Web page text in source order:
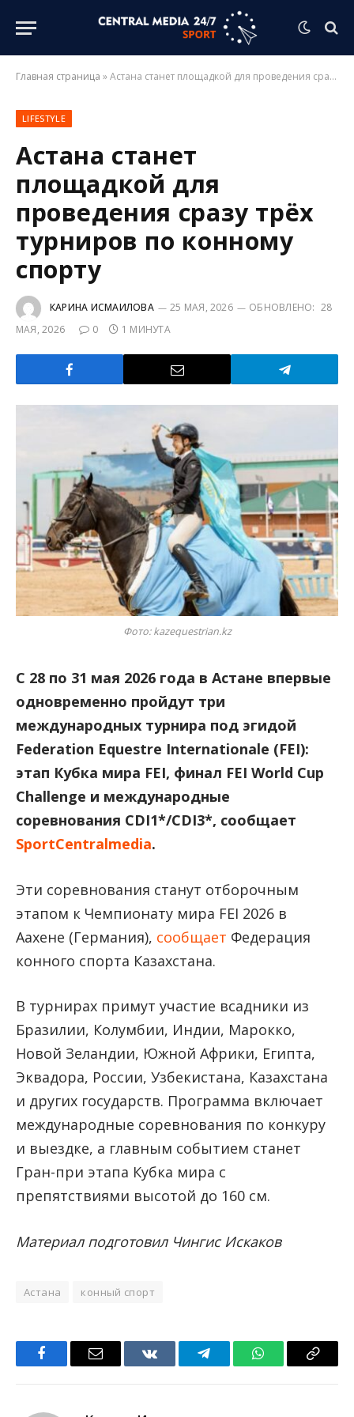
Главная страница »Астана станет площадкой для проведения сразу трёх турниров по конному спорту
LIFESTYLE
Астана станет
площадкой для
проведения сразу трёх
турниров по конному
спорту
КАРИНА ИСМАИЛОВА 25 МАЯ, 2026 ОБНОВЛЕНО: 28
МАЯ, 2026
0 1 МИНУТА
Фото: kazequestrian.kz
С 28 по 31 мая 2026 года в Астане впервые
одновременно пройдут три
международных турнира под эгидой
Fеdеration Еquestre Internationale (FEI):
этап Кубка мира FEI, финал FEI World Cup
Challenge и международные
соревнования CDI1*/CDI3*, сообщает
SportCentralmedia.
Эти соревнования станут отборочным
этапом к Чемпионату мира FEI 2026 в
Аахене (Германия), сообщает Федерация
конного спорта Казахстана.
В турнирах примут участие всадники из
Бразилии, Колумбии, Индии, Марокко,
Новой Зеландии, Южной Африки, Египта,
Эквадора, России, Узбекистана, Казахстана
и других государств. Программа включает
международные соревнования по конкуру
и выездке, а главным событием станет
Гран-при этапа Кубка мира с
препятствиями высотой до 160 см.
Материал подготовил Чингис Искаков
Астана конный спорт
FacebookEmail VKontakteTelegramWhatsAppCopy